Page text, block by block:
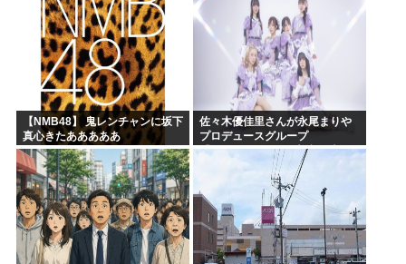
【NMB48】 鬼レンチャンに坂下
真心きたあああああ
佐々木優佳里さんが永尾まりや
プロデュースグループ
「WASURENA」に加入発表！
現在のグループと兼任へ【元
AKB48ゆかるん・まりやぎ】